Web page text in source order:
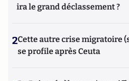
ira le grand déclassement ?
2Cette autre crise migratoire
se profile après Ceuta